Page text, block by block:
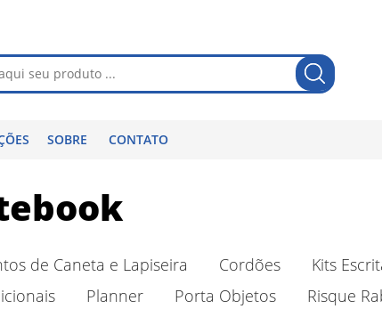
SOBRE CONTATO
de Caneta e Lapiseira Cordões Kits
Planner Porta Objetos Risque